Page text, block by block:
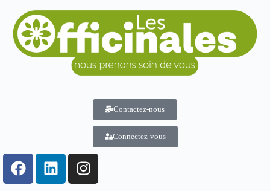
Contactez-nous
Connectez-vous